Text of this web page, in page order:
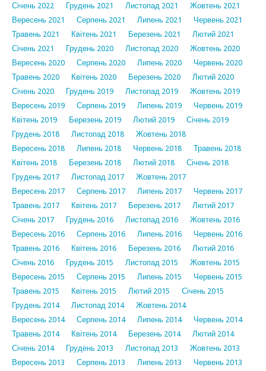
Січень 2022
Грудень 2021 Листопад 2021
Жовтень 2021
Вересень 2021
Серпень 2021 Липень 2021
Червень 2021
Травень 2021
Квітень 2021 Березень 2021
Лютий 2021
Січень 2021
Грудень 2020 Листопад 2020
Жовтень 2020
Вересень 2020
Серпень 2020 Липень 2020
Червень 2020
Травень 2020
Квітень 2020 Березень 2020
Лютий 2020
Січень 2020
Грудень 2019 Листопад 2019
Жовтень 2019
Вересень 2019
Серпень 2019 Липень 2019
Червень 2019
Квітень 2019
Березень 2019 Лютий 2019
Січень 2019
Грудень 2018
Листопад 2018
Жовтень 2018
Вересень 2018
Липень 2018 Червень 2018
Травень 2018
Квітень 2018
Березень 2018 Лютий 2018
Січень 2018
Грудень 2017
Листопад 2017
Жовтень 2017
Вересень 2017
Серпень 2017 Липень 2017
Червень 2017
Травень 2017
Квітень 2017 Березень 2017
Лютий 2017
Січень 2017
Грудень 2016 Листопад 2016
Жовтень 2016
Вересень 2016
Серпень 2016 Липень 2016
Червень 2016
Травень 2016
Квітень 2016 Березень 2016
Лютий 2016
Січень 2016
Грудень 2015 Листопад 2015
Жовтень 2015
Вересень 2015
Серпень 2015 Липень 2015
Червень 2015
Травень 2015
Квітень 2015 Лютий 2015
Січень 2015
Грудень 2014
Листопад 2014
Жовтень 2014
Вересень 2014
Серпень 2014 Липень 2014
Червень 2014
Травень 2014
Квітень 2014 Березень 2014
Лютий 2014
Січень 2014
Грудень 2013 Листопад 2013
Жовтень 2013
Вересень 2013
Серпень 2013 Липень 2013 Червень 2013